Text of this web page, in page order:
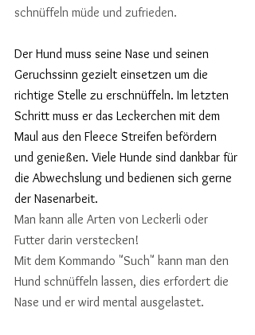
schnüffeln müde und zufrieden.
Der Hund muss seine Nase und seinen
Geruchssinn gezielt einsetzen um die
richtige Stelle zu erschnüffeln. Im letzten
Schritt muss er das Leckerchen mit dem
Maul aus den Fleece Streifen befördern
und genießen. Viele Hunde sind dankbar für
die Abwechslung und bedienen sich gerne
der Nasenarbeit.
Man kann alle Arten von Leckerli oder
Futter darin verstecken!
Mit dem Kommando "Such" kann man den
Hund schnüffeln lassen, dies erfordert die
Nase und er wird mental ausgelastet.